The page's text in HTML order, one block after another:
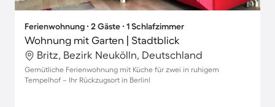
Ferienwohnung ∙ 2 Gäste ∙ 1 Schlafzimmer
Wohnung mit Garten | Stadtblick
Britz, Bezirk Neukölln, Deutschland
Gemütliche Ferienwohnung mit Küche für zwei in ruhigem
Tempelhof – Ihr Rückzugsort in Berlin!